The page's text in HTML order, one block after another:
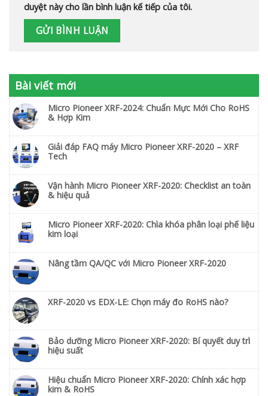
duyệt này cho lần bình luận kế tiếp của tôi.
Bài viết mới
Micro Pioneer XRF-2024: Chuẩn Mực Mới Cho RoHS
& Hợp Kim
Giải đáp FAQ máy Micro Pioneer XRF-2020 – XRF
Tech
Vận hành Micro Pioneer XRF-2020: Checklist an toàn
& hiệu quả
Micro Pioneer XRF-2020: Chìa khóa phân loại phế liệu
kim loại
Nâng tầm QA/QC với Micro Pioneer XRF-2020
XRF-2020 vs EDX-LE: Chọn máy đo RoHS nào?
Bảo dưỡng Micro Pioneer XRF-2020: Bí quyết duy trì
hiệu suất
Hiệu chuẩn Micro Pioneer XRF-2020: Chính xác hợp
kim & RoHS